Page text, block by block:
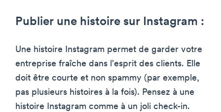
Publier une histoire sur Instagram :
Une histoire Instagram permet de garder votre
entreprise fraîche dans l'esprit des clients. Elle
doit être courte et non spammy (par exemple,
pas plusieurs histoires à la fois). Pensez à une
histoire Instagram comme à un joli check-in.